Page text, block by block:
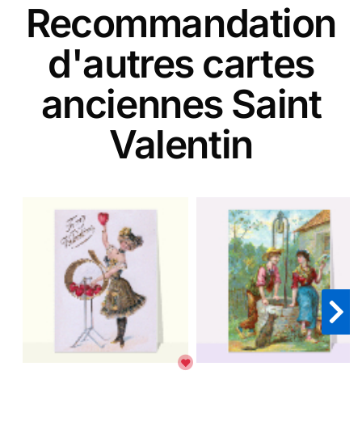
Recommandation
d'autres cartes
anciennes Saint
Valentin